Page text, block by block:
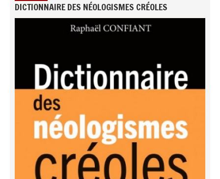
DICTIONNAIRE DES NÉOLOGISMES CRÉOLES